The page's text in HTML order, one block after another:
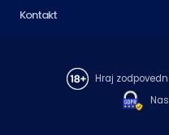
Kontakt
Hraj